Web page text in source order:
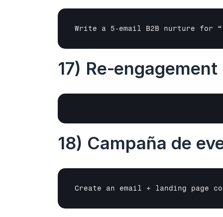
Write a 5‑email B2B nurture for “
17) Re‑engagement
18) Campaña de
Create an email + landing page